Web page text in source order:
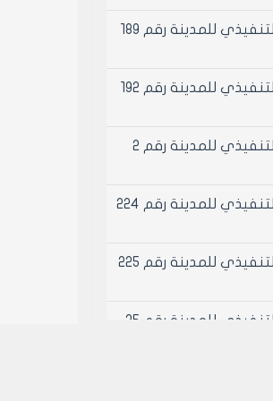
قرار المكتب التنفيذي للمدينة رقم 189
قرار المكتب التنفيذي للمدينة رقم 192
قرار المكتب التنفيذي للمدينة رقم 2
قرار المكتب التنفيذي للمدينة رقم 224
قرار المكتب التنفيذي للمدينة رقم 225
قرار المكتب التنفيذي للمدينة رقم 25